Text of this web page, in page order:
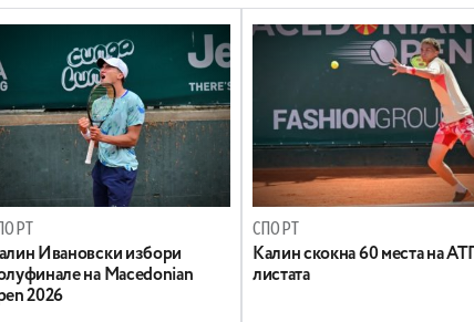
Ивановски избори
на Macedonian
2026
СПОРТ
Калин скокна 60 места на АТП
листата